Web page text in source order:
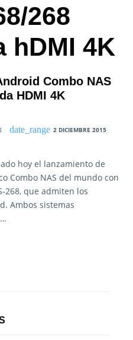
268
hDMI 4K
Combo NAS
HDMI 4K
2 DICIEMBRE 2015
hoy el lanzamiento de
Combo NAS del mundo con
268, que admiten los
Ambos sistemas